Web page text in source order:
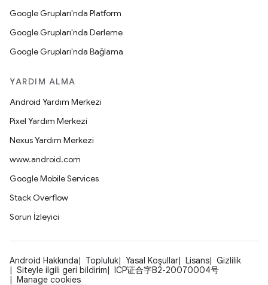
Google Grupları'nda Platform
Google Grupları'nda Derleme
Google Grupları'nda Bağlama
YARDIM ALMA
Android Yardım Merkezi
Pixel Yardım Merkezi
Nexus Yardım Merkezi
www.android.com
Google Mobile Services
Stack Overflow
Sorun İzleyici
Android Hakkında Topluluk Yasal Koşullar Lisans
Gizlilik
Siteyle ilgili geri bildirim
ICP证合字B2-20070004号
Manage cookies